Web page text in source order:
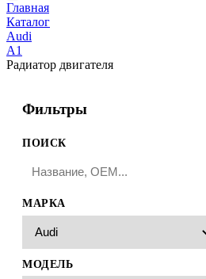
Главная
Каталог
Audi
A1
Радиатор двигателя
Фильтры
ПОИСК
МАРКА
МОДЕЛЬ